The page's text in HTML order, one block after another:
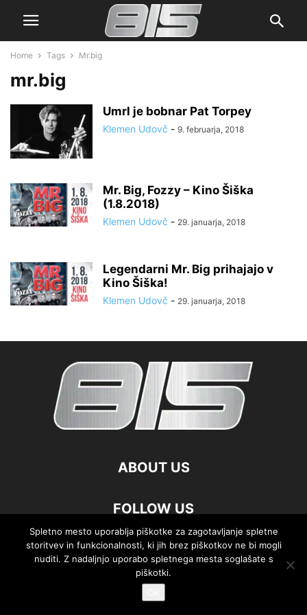
Home Tags Mr.big
mr.big
Umrl je bobnar Pat Torpey
Klemen Udovč - 9. februarja, 2018
Mr. Big, Fozzy – Kino Šiška
(1.8.2018)
Klemen Udovč - 29. januarja, 2018
Legendarni Mr. Big prihajajo v
Kino Šiška!
Klemen Udovč - 29. januarja, 2018
ABOUT US
FOLLOW US
©
Spletno mesto uporablja piškotke za zagotavljanje spletne
storitvev in funkcionalnosti, ki jih brez piškotkov ne bi mogli
nuditi. Z nadaljnjo uporabo spletnega mesta soglašate s
piškotki.